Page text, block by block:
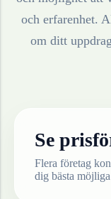
och erfarenhet.
om ditt
Se
Flera företag
dig bästa